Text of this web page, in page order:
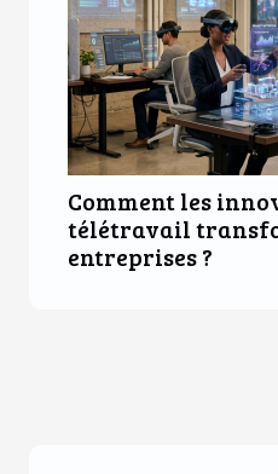
Comment les
télétravail
entreprises ?